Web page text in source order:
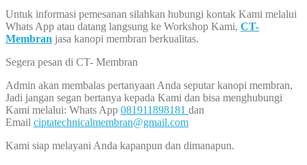
Untuk informasi pemesanan silahkan hubungi kontak Kami melalui
Whats App atau datang langsung ke Workshop Kami, CT-
Membran jasa kanopi membran berkualitas.
Segera pesan di CT- Membran
Admin akan membalas pertanyaan Anda seputar kanopi membran,
Jadi jangan segan bertanya kepada Kami dan bisa menghubungi
Kami melalui: Whats App 081911898181 dan
Email ciptatechnicalmembran@gmail.com
Kami siap melayani Anda kapanpun dan dimanapun.